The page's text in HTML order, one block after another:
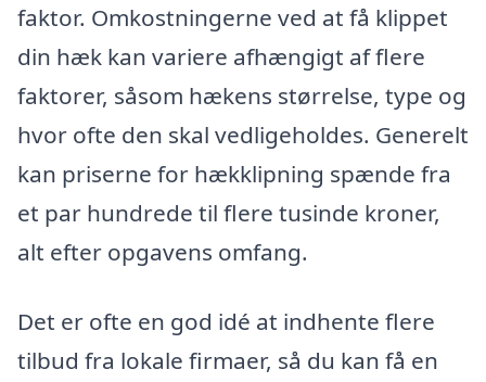
faktor. Omkostningerne ved at få klippet
din hæk kan variere afhængigt af flere
faktorer, såsom hækens størrelse, type og
hvor ofte den skal vedligeholdes. Generelt
kan priserne for hækklipning spænde fra
et par hundrede til flere tusinde kroner,
alt efter opgavens omfang.
Det er ofte en god idé at indhente flere
tilbud fra lokale firmaer, så du kan få en